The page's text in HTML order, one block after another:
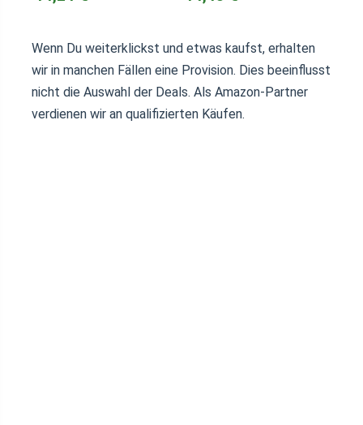
Wenn Du weiterklickst und etwas kaufst, erhalten
wir in manchen Fällen eine Provision. Dies beeinflusst
nicht die Auswahl der Deals. Als Amazon-Partner
verdienen wir an qualifizierten Käufen.